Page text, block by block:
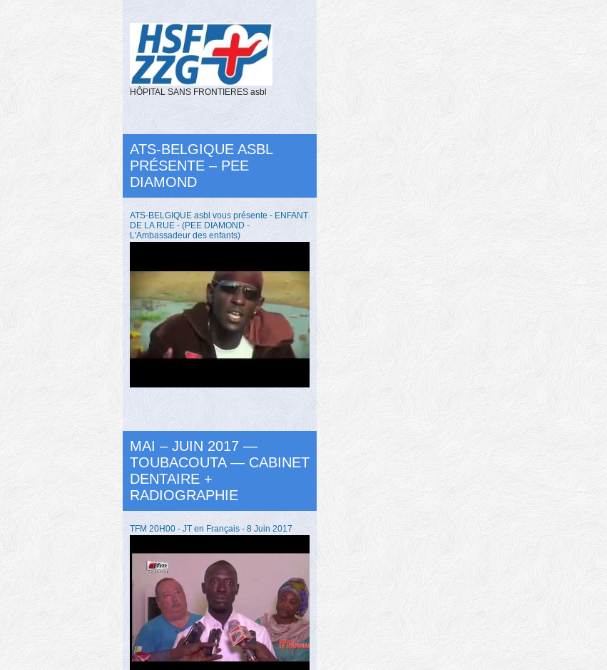
HÔPITAL SANS FRONTIERES asbl
ATS-BELGIQUE ASBL
PRÉSENTE – PEE
DIAMOND
ATS-BELGIQUE asbl vous présente - ENFANT
DE LA RUE - (PEE DIAMOND -
L'Ambassadeur des enfants)
MAI – JUIN 2017 —
TOUBACOUTA — CABINET
DENTAIRE +
RADIOGRAPHIE
TFM 20H00 - JT en Français - 8 Juin 2017